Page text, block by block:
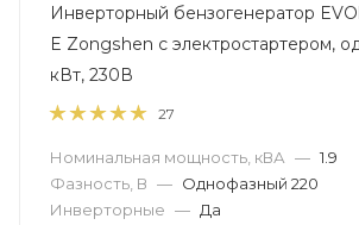
Инверторный бензогенератор
E Zongshen с электростартером,
кВт, 230В
27
Номинальная мощность, кВА — 1.9
Фазность, В — Однофазный 220
Инверторные — Да